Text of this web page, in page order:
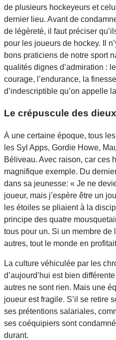
de plusieurs hockeyeurs et
dernier lieu. Avant de
de légèreté, il faut préciser
pour les joueurs de hockey. Il
bons praticiens de notre sport
qualités dignes d’admiration :
courage, l’endurance, la
d’indescriptible qu’on appelle
Le crépuscule des
À une certaine époque, tous
les Syl Apps, Gordie Howe,
Béliveau. Avec raison, car ces
magnifique exemple. Du
dans sa jeunesse: « Je ne
joueur, mais j’espère être un
les étoiles se pliaient à la
principe des quatre
tous pour un. Si un membre de
autres, tout le monde en
La culture véhiculée par les
d’aujourd’hui est bien
autres ne sont rien. Mais une
joueur est fragile. S’il se retire
ses prétentions salariales,
ses coéquipiers sont
durant.